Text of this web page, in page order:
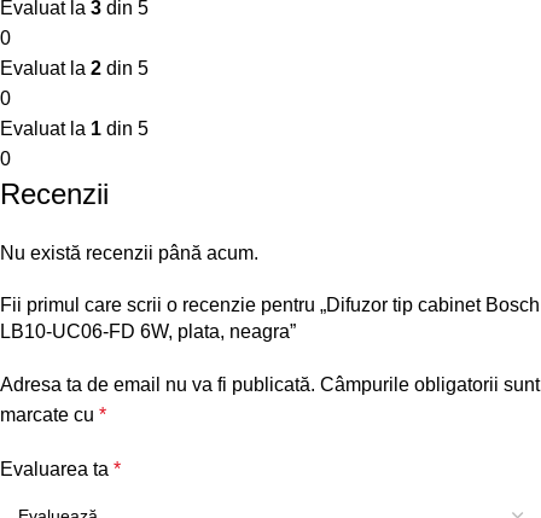
Evaluat la 3 din 5
0
Evaluat la 2 din 5
0
Evaluat la 1 din 5
0
Recenzii
Nu există recenzii până acum.
Fii primul care scrii o recenzie pentru „Difuzor tip cabinet Bosch
LB10-UC06-FD 6W, plata, neagra”
Adresa ta de email nu va fi publicată. Câmpurile obligatorii sunt
marcate cu *
Evaluarea ta *